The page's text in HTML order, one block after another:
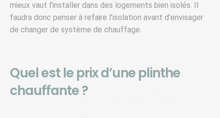
mieux vaut l'installer dans des logements bien isolés. Il
faudra donc penser à refaire l’isolation avant d’envisager
de changer de système de chauffage.
Quel est le prix d’une plinthe
chauffante ?